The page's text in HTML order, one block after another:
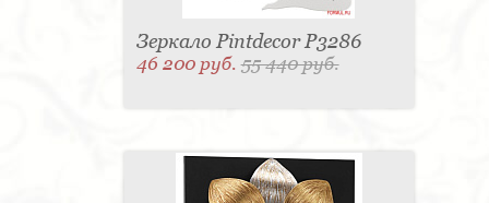
Зеркало Pintdecor P3286
46 200 руб.55 440 руб.